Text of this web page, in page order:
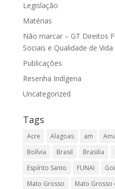
Legislação
Matérias
Não marcar – GT Direitos
Sociais e Qualidade de Vida
Publicações
Resenha Indígena
Uncategorized
Tags
Acre Alagoas am
Bolívia
Brasil Brasilia
Espírito Santo
FUNAI
Mato Grosso
Mato Grosso